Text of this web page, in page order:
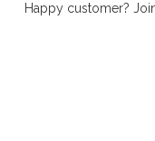
Happy customer?